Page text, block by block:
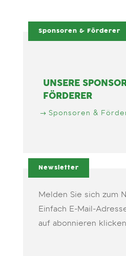
Sponsoren & Förderer
UNSERE
FÖRDERER
Sponsoren &
Newsletter
Melden Sie sich zum
Einfach E-Mail-
auf abonnieren